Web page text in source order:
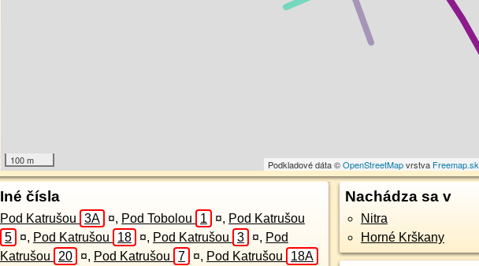
100 m Podkladové dáta ©OpenStreetMapvrstva Freemap.sk
Iné čísla
Pod Katrušou 3A ¤, Pod Tobolou 1 ¤, Pod Katrušou
5
¤, Pod Katrušou 18 ¤, Pod Katrušou 3 ¤, Pod
Katrušou
20 ¤, Pod Katrušou 7 ¤, Pod Katrušou
18A
Nachádza sa v
Nitra
Horné Krškany